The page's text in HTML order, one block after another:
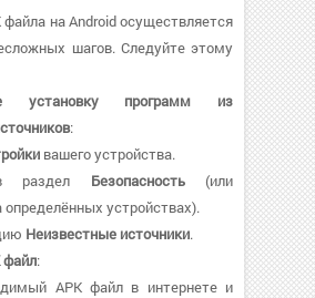
файла на Android осуществляется
шагов. Следуйте этому
установку программ из
:
вашего устройства.
раздел Безопасность(или
определённых устройствах).
Неизвестные источники.
файл:
APK файл в интернете и